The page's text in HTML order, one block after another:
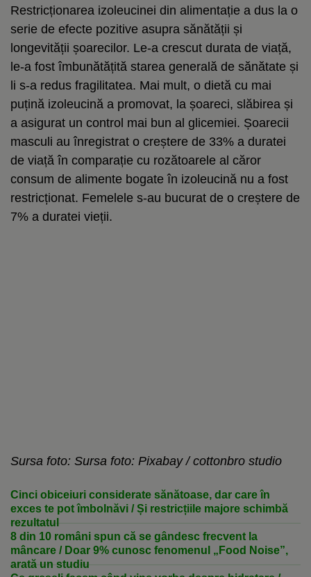
Restricționarea izoleucinei din alimentație a dus la o
serie de efecte pozitive asupra sănătății și
longevității șoarecilor. Le-a crescut durata de viață,
le-a fost îmbunătățită starea generală de sănătate și
li s-a redus fragilitatea. Mai mult, o dietă cu mai
puțină izoleucină a promovat, la șoareci, slăbirea și
a asigurat un control mai bun al glicemiei. Șoarecii
masculi au înregistrat o creștere de 33% a duratei
de viață în comparație cu rozătoarele al căror
consum de alimente bogate în izoleucină nu a fost
restricționat. Femelele s-au bucurat de o creștere de
7% a duratei vieții.
Sursa foto: Sursa foto: Pixabay / cottonbro studio
Cinci obiceiuri considerate sănătoase, dar care în
exces te pot îmbolnăvi / Și restricțiile majore schimbă
rezultatul
8 din 10 români spun că se gândesc frecvent la
mâncare / Doar 9% cunosc fenomenul „Food Noise”,
arată un studiu